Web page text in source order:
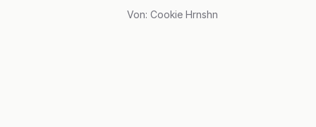
Von: Cookie Hrnshn